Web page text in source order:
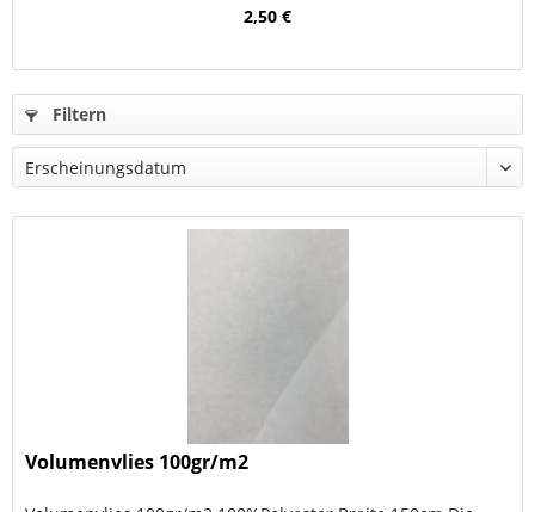
2,50 €
Filtern
Volumenvlies 100gr/m2